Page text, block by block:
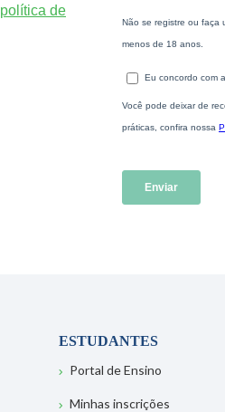
política de
ESTUDANTES
Portal de Ensino
Minhas inscrições